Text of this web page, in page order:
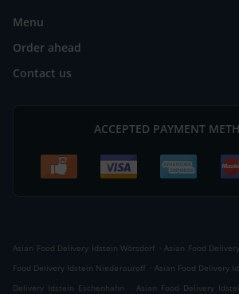
Menu
Order ahead
Contact us
ACCEPTED PAYMENT
Asian Food Delivery Idstein Wörsdorf . Asian Food
Food Delivery Idstein Niederauroff . Asian Food Delivery
Delivery Idstein Eschenhahn
. Asian Food Delivery